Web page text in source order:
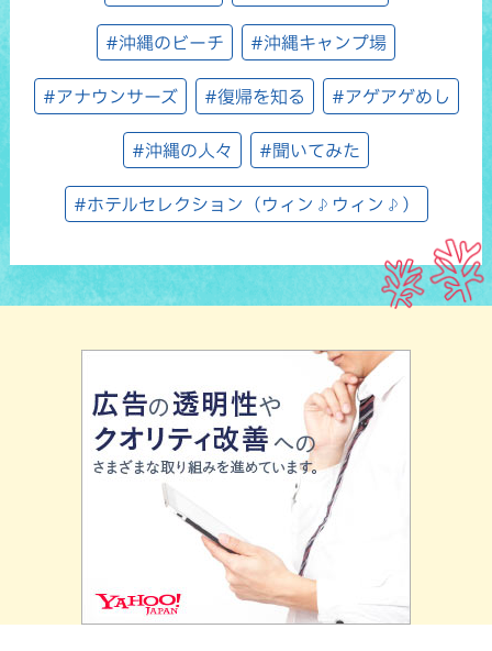
#沖縄のビーチ #沖縄キャンプ場
#アナウンサーズ #復帰を知る #アゲアゲめし
#沖縄の人々 #聞いてみた
#ホテルセレクション（ウィン♪ウィン♪）